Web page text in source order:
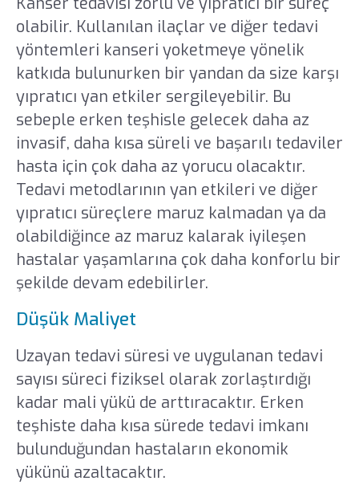
olabilir. Kullanılan ilaçlar ve diğer tedavi
yöntemleri kanseri yoketmeye yönelik
katkıda bulunurken bir yandan da size karşı
yıpratıcı yan etkiler sergileyebilir. Bu
sebeple erken teşhisle gelecek daha az
invasif, daha kısa süreli ve başarılı tedaviler
hasta için çok daha az yorucu olacaktır.
Tedavi metodlarının yan etkileri ve diğer
yıpratıcı süreçlere maruz kalmadan ya da
olabildiğince az maruz kalarak iyileşen
hastalar yaşamlarına çok daha konforlu bir
şekilde devam edebilirler.
Düşük Maliyet
Uzayan tedavi süresi ve uygulanan tedavi
sayısı süreci fiziksel olarak zorlaştırdığı
kadar mali yükü de arttıracaktır. Erken
teşhiste daha kısa sürede tedavi imkanı
bulunduğundan hastaların ekonomik
yükünü azaltacaktır.